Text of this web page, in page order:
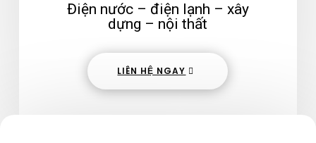
Điện nước – điện lạnh – xây
dựng – nội thất
LIÊN HỆ NGAY